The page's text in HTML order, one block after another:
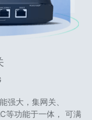
强大，集网关、
等功能于一体， 可满